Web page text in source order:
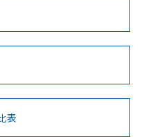
Cd Cr(VI)
No No
格認証/適合状況ページへ
ージからご検索ください
表